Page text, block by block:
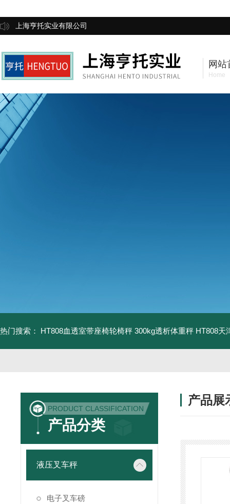
上海亨托实业有限公司
网站
Home
热门搜索： HT808血透室带座椅轮椅秤 300kg透析体重秤 HT808天
PRODUCT CLASSIFICATION
产品分类
液压叉车秤
电子叉车磅
产品展